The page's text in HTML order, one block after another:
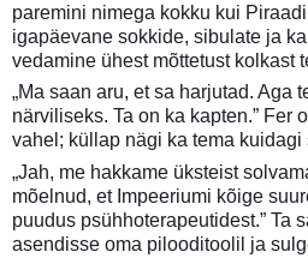
paremini nimega kokku kui
igapäevane sokkide, sibulate ja
vedamine ühest mõttetust kolkast
„Ma saan aru, et sa harjutad. Aga
närviliseks. Ta on ka kapten.” Fer
vahel; küllap nägi ka tema kuidagi
„Jah, me hakkame üksteist
mõelnud, et Impeeriumi kõige
puudus psühhoterapeutidest.” Ta
asendisse oma pilooditoolil ja